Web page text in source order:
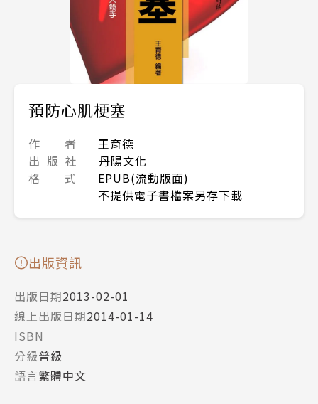
預防心肌梗塞
作 者
王育德
出 版 社
丹陽文化
格 式
EPUB(流動版面)
不提供電子書檔案另存下載
出版資訊
出版日期2013-02-01
線上出版日期2014-01-14
ISBN
分級普級
語言繁體中文